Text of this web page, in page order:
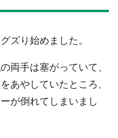
ズり始めました。
両手は塞がっていて、
あやしていたところ、
が倒れてしまいまし